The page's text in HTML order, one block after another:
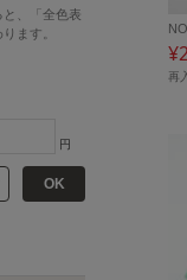
再
、「全色表
ます。
円
OK